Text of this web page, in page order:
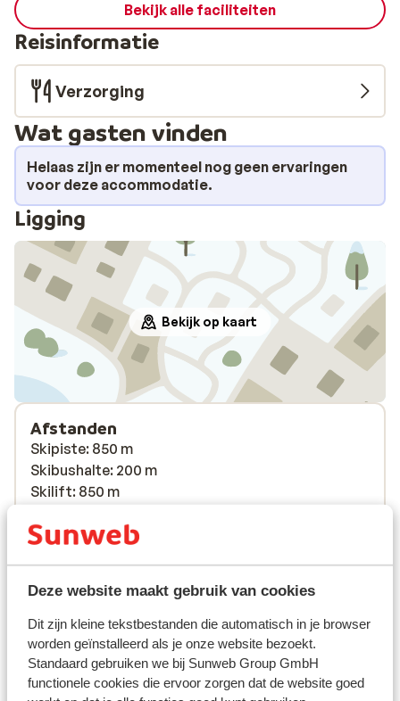
Deze website maakt gebruik van cookies
Dit zijn kleine tekstbestanden die automatisch in je browser
worden geïnstalleerd als je onze website bezoekt.
Standaard gebruiken we bij Sunweb Group GmbH
functionele cookies die ervoor zorgen dat de website goed
Bekijk alle faciliteiten
Reisinformatie
Verzorging
Wat gasten vinden
Helaas zijn er momenteel nog geen ervaringen
voor deze accommodatie.
Ligging
Bekijk op kaart
Afstanden
Skipiste: 850 m
Skibushalte: 200 m
Skilift: 850 m
Restaurant: 50 m
Skipas, -les en verhuur
Skipas